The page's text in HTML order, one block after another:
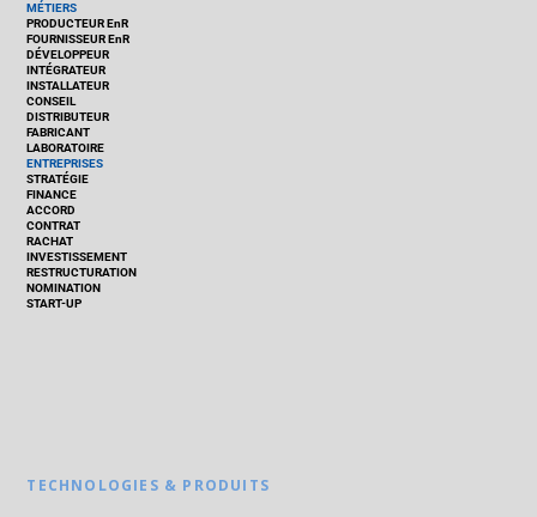
MÉTIERS
PRODUCTEUR EnR
FOURNISSEUR EnR
DÉVELOPPEUR
INTÉGRATEUR
INSTALLATEUR
CONSEIL
DISTRIBUTEUR
FABRICANT
LABORATOIRE
ENTREPRISES
STRATÉGIE
FINANCE
ACCORD
CONTRAT
RACHAT
INVESTISSEMENT
RESTRUCTURATION
NOMINATION
START-UP
TECHNOLOGIES & PRODUITS